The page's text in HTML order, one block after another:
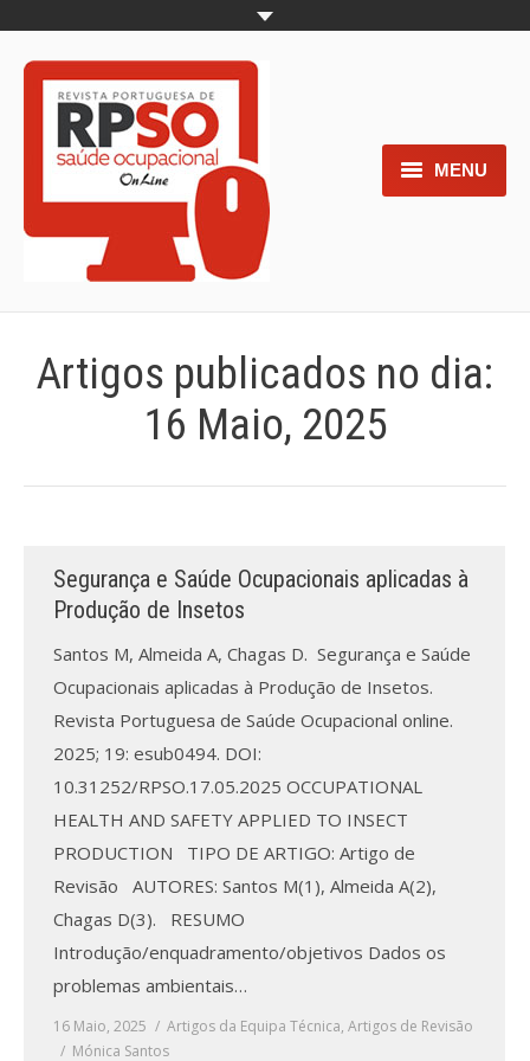
MENU
Home
Normas para os autores
Processo de submissão
Formação Profissional
Bolsa de emprego (oferta/
Sugestões para os Leitores
Investigarem
Candidatura a revisor
Artigos publicados no dia:
16 Maio, 2025
Segurança e Saúde Ocupacionais aplicadas à
Produção de Insetos
Santos M, Almeida A, Chagas D. Segurança e Saúde
Ocupacionais aplicadas à Produção de Insetos.
Revista Portuguesa de Saúde Ocupacional online.
2025; 19: esub0494. DOI:
10.31252/RPSO.17.05.2025 OCCUPATIONAL
HEALTH AND SAFETY APPLIED TO INSECT
PRODUCTION TIPO DE ARTIGO: Artigo de
Revisão AUTORES: Santos M(1), Almeida A(2),
Chagas D(3). RESUMO
Introdução/enquadramento/objetivos Dados os
problemas ambientais…
16 Maio, 2025 Artigos da Equipa Técnica, Artigos de Revisão
Mónica Santos